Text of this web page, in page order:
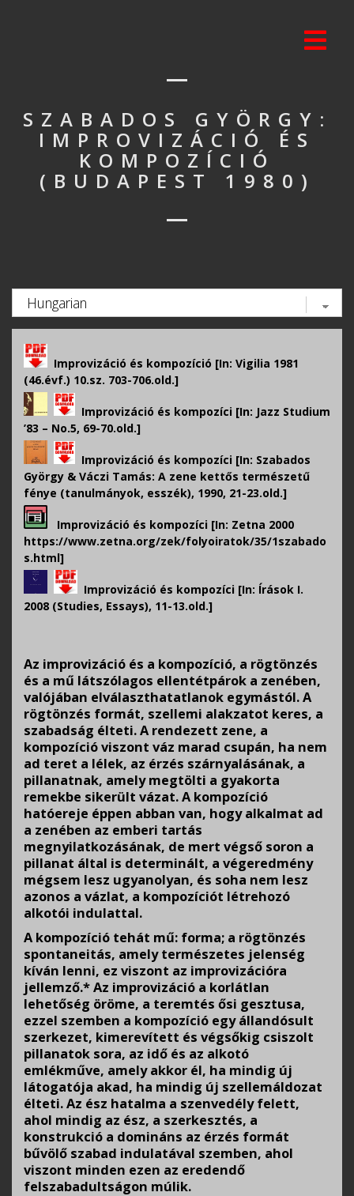
SZABADOS GYÖRGY:
IMPROVIZÁCIÓ ÉS
KOMPOZÍCIÓ
(BUDAPEST 1980)
Improvizáció és kompozíció [In: Vigilia 1981
(46.évf.) 10.sz. 703-706.old.]
Improvizáció és kompozíci [In: Jazz Studium
’83 – No.5, 69-70.old.]
Improvizáció és kompozíci [In: Szabados
György & Váczi Tamás: A zene kettős természetű
fénye (tanulmányok, esszék), 1990, 21-23.old.]
Improvizáció és kompozíci [In: Zetna 2000
https://www.zetna.org/zek/folyoiratok/35/1szabado
s.html]
Improvizáció és kompozíci [In: Írások I.
2008 (Studies, Essays), 11-13.old.]
Az improvizáció és a kompozíció, a rögtönzés
és a mű látszólagos ellentétpárok a zenében,
valójában elválaszthatatlanok egymástól. A
rögtönzés formát, szellemi alakzatot keres, a
szabadság élteti. A rendezett zene, a
kompozíció viszont váz marad csupán, ha nem
ad teret a lélek, az érzés szárnyalásának, a
pillanatnak, amely megtölti a gyakorta
remekbe sikerült vázat. A kompozíció
hatóereje éppen abban van, hogy alkalmat ad
a zenében az emberi tartás
megnyilatkozásának, de mert végső soron a
pillanat által is determinált, a végeredmény
mégsem lesz ugyanolyan, és soha nem lesz
azonos a vázlat, a kompozíciót létrehozó
alkotói indulattal.
A kompozíció tehát mű: forma; a rögtönzés
spontaneitás, amely természetes jelenség
kíván lenni, ez viszont az improvizációra
jellemző.* Az improvizáció a korlátlan
lehetőség öröme, a teremtés ősi gesztusa,
ezzel szemben a kompozíció egy állandósult
szerkezet, kimerevített és végsőkig csiszolt
pillanatok sora, az idő és az alkotó
emlékműve, amely akkor él, ha mindig új
látogatója akad, ha mindig új szellemáldozat
élteti. Az ész hatalma a szenvedély felett,
ahol mindig az ész, a szerkesztés, a
konstrukció a domináns az érzés formát
bűvölő szabad indulatával szemben, ahol
viszont minden ezen az eredendő
felszabadultságon múlik.